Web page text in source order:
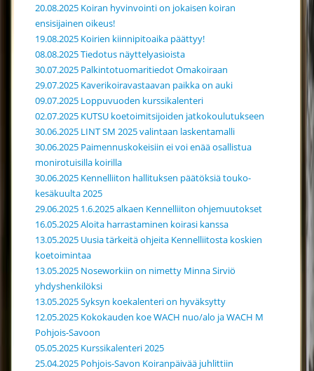
20.08.2025 Koiran hyvinvointi on jokaisen koiran
ensisijainen oikeus!
19.08.2025 Koirien kiinnipitoaika päättyy!
08.08.2025 Tiedotus näyttelyasioista
30.07.2025 Palkintotuomaritiedot Omakoiraan
29.07.2025 Kaverikoiravastaavan paikka on auki
09.07.2025 Loppuvuoden kurssikalenteri
02.07.2025 KUTSU koetoimitsijoiden jatkokoulutukseen
30.06.2025 LINT SM 2025 valintaan laskentamalli
30.06.2025 Paimennuskokeisiin ei voi enää osallistua
monirotuisilla koirilla
30.06.2025 Kennelliiton hallituksen päätöksiä touko-
kesäkuulta 2025
29.06.2025 1.6.2025 alkaen Kennelliiton ohjemuutokset
16.05.2025 Aloita harrastaminen koirasi kanssa
13.05.2025 Uusia tärkeitä ohjeita Kennelliitosta koskien
koetoimintaa
13.05.2025 Noseworkiin on nimetty Minna Sirviö
yhdyshenkilöksi
13.05.2025 Syksyn koekalenteri on hyväksytty
12.05.2025 Kokokauden koe WACH nuo/alo ja WACH M
Pohjois-Savoon
05.05.2025 Kurssikalenteri 2025
25.04.2025 Pohjois-Savon Koiranpäivää juhlittiin